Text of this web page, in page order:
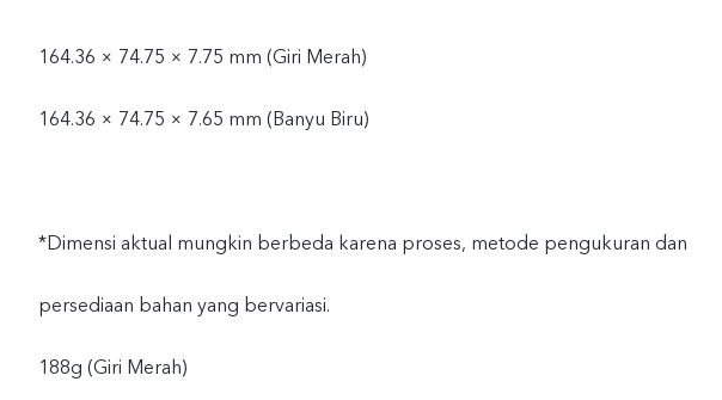
164.36 × 74.75 × 7.75 mm (Giri Merah)
164.36 × 74.75 × 7.65 mm (Banyu Biru)
*Dimensi aktual mungkin berbeda karena proses, metode pengukuran dan
persediaan bahan yang bervariasi.
188g (Giri Merah)